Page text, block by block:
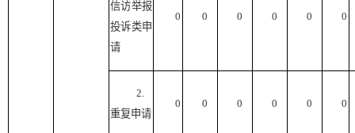
信访举报
投诉类申
请
0 0 0 0 0 0
2.
重复申请
0 0 0 0 0 0